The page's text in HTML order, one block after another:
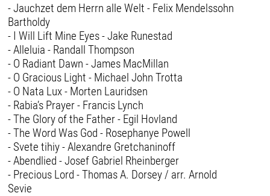
- Jauchzet dem Herrn alle Welt - Felix Mendelssohn
Bartholdy
- I Will Lift Mine Eyes - Jake Runestad
- Alleluia - Randall Thompson
- O Radiant Dawn - James MacMillan
- O Gracious Light - Michael John Trotta
- O Nata Lux - Morten Lauridsen
- Rabia’s Prayer - Francis Lynch
- The Glory of the Father - Egil Hovland
- The Word Was God - Rosephanye Powell
- Svete tihiy - Alexandre Gretchaninoff
- Abendlied - Josef Gabriel Rheinberger
- Precious Lord - Thomas A. Dorsey / arr. Arnold
Sevie